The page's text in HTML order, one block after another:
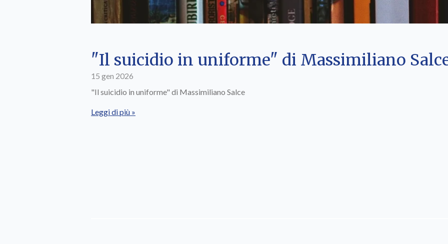
"Il suicidio in uniforme" di Massimiliano
15 gen 2026
"Il suicidio in uniforme" di Massimiliano Salce
Leggi di più »